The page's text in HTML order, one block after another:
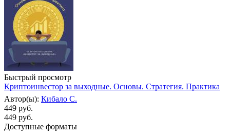
Быстрый просмотр
Криптоинвестор за выходные. Основы. Стратегия. Практика
Автор(ы): Кибало С.
449 руб.
449 руб.
Доступные форматы